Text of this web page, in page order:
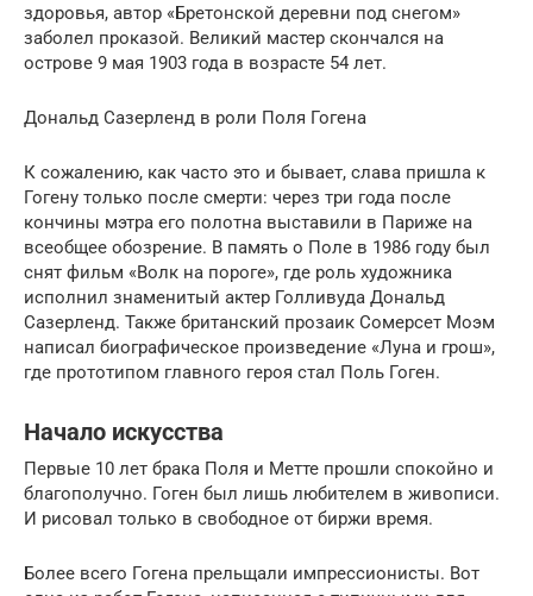
здоровья, автор «Бретонской деревни под снегом»
заболел проказой. Великий мастер скончался на
острове 9 мая 1903 года в возрасте 54 лет.
Дональд Сазерленд в роли Поля Гогена
К сожалению, как часто это и бывает, слава пришла к
Гогену только после смерти: через три года после
кончины мэтра его полотна выставили в Париже на
всеобщее обозрение. В память о Поле в 1986 году был
снят фильм «Волк на пороге», где роль художника
исполнил знаменитый актер Голливуда Дональд
Сазерленд. Также британский прозаик Сомерсет Моэм
написал биографическое произведение «Луна и грош»,
где прототипом главного героя стал Поль Гоген.
Начало искусства
Первые 10 лет брака Поля и Метте прошли спокойно и
благополучно. Гоген был лишь любителем в живописи.
И рисовал только в свободное от биржи время.
Более всего Гогена прельщали импрессионисты. Вот